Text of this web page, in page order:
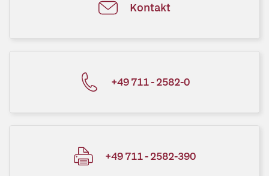
Kontakt
+49 711 - 2582-0
+49 711 - 2582-390